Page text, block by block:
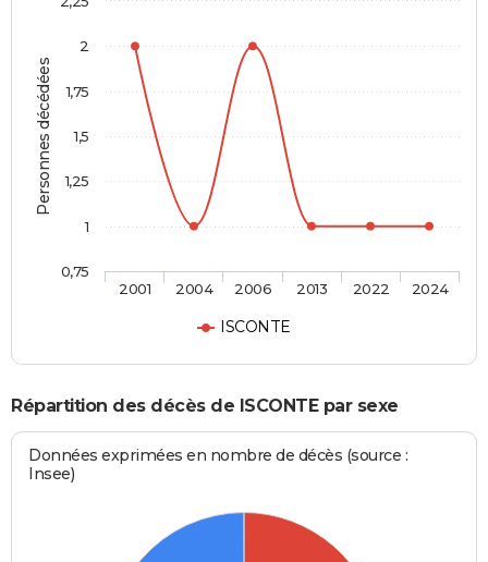
Personnes décédées
ISCONTE
2001 2004 2006 2013 2022 2024
0,75
1
1,25
1,5
1,75
2
Répartition des décès de ISCONTE par sexe
Données exprimées en nombre de décès (source :
Insee)